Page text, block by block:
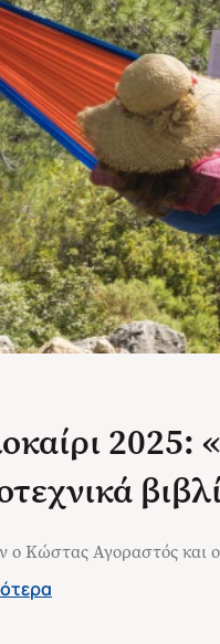
2025:
ο Κώστας Αγοραστός και